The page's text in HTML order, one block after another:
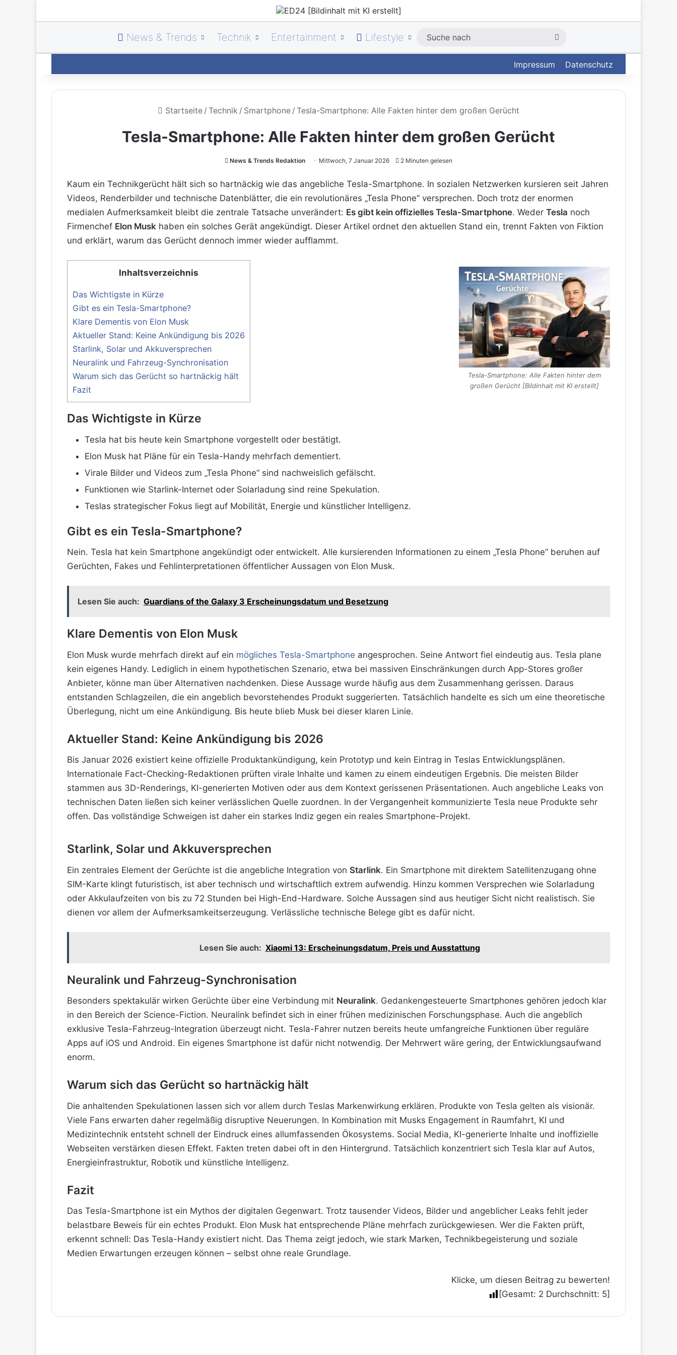
News & Trends Technik Entertainment Lifestyle
nach
Impressum Datenschutz
Startseite / Technik / Smartphone / Tesla-Smartphone: Alle Fakten hinter dem großen Gerücht
Tesla-Smartphone: Alle Fakten hinter dem großen Gerücht
News & Trends Redaktion Mittwoch, 7 Januar 2026 2 Minuten gelesen
Kaum ein Technikgerücht hält sich so hartnäckig wie das angebliche Tesla-Smartphone. In sozialen Netzwerken kursieren seit Jahren
Videos, Renderbilder und technische Datenblätter, die ein revolutionäres „Tesla Phone“ versprechen. Doch trotz der enormen
medialen Aufmerksamkeit bleibt die zentrale Tatsache unverändert: Es gibt kein offizielles Tesla-Smartphone. Weder Tesla noch
Firmenchef Elon Musk haben ein solches Gerät angekündigt. Dieser Artikel ordnet den aktuellen Stand ein, trennt Fakten von Fiktion
und erklärt, warum das Gerücht dennoch immer wieder aufflammt.
Tesla-Smartphone: Alle Fakten hinter dem
großen Gerücht [Bildinhalt mit KI erstellt]
Inhaltsverzeichnis
Das Wichtigste in Kürze
Gibt es ein Tesla-Smartphone?
Klare Dementis von Elon Musk
Aktueller Stand: Keine Ankündigung bis 2026
Starlink, Solar und Akkuversprechen
Neuralink und Fahrzeug-Synchronisation
Warum sich das Gerücht so hartnäckig hält
Fazit
Das Wichtigste in Kürze
Tesla hat bis heute kein Smartphone vorgestellt oder bestätigt.
Elon Musk hat Pläne für ein Tesla-Handy mehrfach dementiert.
Virale Bilder und Videos zum „Tesla Phone“ sind nachweislich gefälscht.
Funktionen wie Starlink-Internet oder Solarladung sind reine Spekulation.
Teslas strategischer Fokus liegt auf Mobilität, Energie und künstlicher Intelligenz.
Gibt es ein Tesla-Smartphone?
Nein. Tesla hat kein Smartphone angekündigt oder entwickelt. Alle kursierenden Informationen zu einem „Tesla Phone“ beruhen auf
Gerüchten, Fakes und Fehlinterpretationen öffentlicher Aussagen von Elon Musk.
Lesen Sie auch: Guardians of the Galaxy 3 Erscheinungsdatum und Besetzung
Klare Dementis von Elon Musk
Elon Musk wurde mehrfach direkt auf ein mögliches Tesla-Smartphone angesprochen. Seine Antwort fiel eindeutig aus. Tesla plane
kein eigenes Handy. Lediglich in einem hypothetischen Szenario, etwa bei massiven Einschränkungen durch App-Stores großer
Anbieter, könne man über Alternativen nachdenken. Diese Aussage wurde häufig aus dem Zusammenhang gerissen. Daraus
entstanden Schlagzeilen, die ein angeblich bevorstehendes Produkt suggerierten. Tatsächlich handelte es sich um eine theoretische
Überlegung, nicht um eine Ankündigung. Bis heute blieb Musk bei dieser klaren Linie.
Aktueller Stand: Keine Ankündigung bis 2026
Bis Januar 2026 existiert keine offizielle Produktankündigung, kein Prototyp und kein Eintrag in Teslas Entwicklungsplänen.
Internationale Fact-Checking-Redaktionen prüften virale Inhalte und kamen zu einem eindeutigen Ergebnis. Die meisten Bilder
stammen aus 3D-Renderings, KI-generierten Motiven oder aus dem Kontext gerissenen Präsentationen. Auch angebliche Leaks von
technischen Daten ließen sich keiner verlässlichen Quelle zuordnen. In der Vergangenheit kommunizierte Tesla neue Produkte sehr
offen. Das vollständige Schweigen ist daher ein starkes Indiz gegen ein reales Smartphone-Projekt.
Starlink, Solar und Akkuversprechen
Ein zentrales Element der Gerüchte ist die angebliche Integration von Starlink. Ein Smartphone mit direktem Satellitenzugang ohne
SIM-Karte klingt futuristisch, ist aber technisch und wirtschaftlich extrem aufwendig. Hinzu kommen Versprechen wie Solarladung
oder Akkulaufzeiten von bis zu 72 Stunden bei High-End-Hardware. Solche Aussagen sind aus heutiger Sicht nicht realistisch. Sie
dienen vor allem der Aufmerksamkeitserzeugung. Verlässliche technische Belege gibt es dafür nicht.
Lesen Sie auch: Xiaomi 13: Erscheinungsdatum, Preis und Ausstattung
Neuralink und Fahrzeug-Synchronisation
Besonders spektakulär wirken Gerüchte über eine Verbindung mit Neuralink. Gedankengesteuerte Smartphones gehören jedoch klar
in den Bereich der Science-Fiction. Neuralink befindet sich in einer frühen medizinischen Forschungsphase. Auch die angeblich
exklusive Tesla-Fahrzeug-Integration überzeugt nicht. Tesla-Fahrer nutzen bereits heute umfangreiche Funktionen über reguläre
Apps auf iOS und Android. Ein eigenes Smartphone ist dafür nicht notwendig. Der Mehrwert wäre gering, der Entwicklungsaufwand
enorm.
Warum sich das Gerücht so hartnäckig hält
Die anhaltenden Spekulationen lassen sich vor allem durch Teslas Markenwirkung erklären. Produkte von Tesla gelten als visionär.
Viele Fans erwarten daher regelmäßig disruptive Neuerungen. In Kombination mit Musks Engagement in Raumfahrt, KI und
Medizintechnik entsteht schnell der Eindruck eines allumfassenden Ökosystems. Social Media, KI-generierte Inhalte und inoffizielle
Webseiten verstärken diesen Effekt. Fakten treten dabei oft in den Hintergrund. Tatsächlich konzentriert sich Tesla klar auf Autos,
Energieinfrastruktur, Robotik und künstliche Intelligenz.
Fazit
Das Tesla-Smartphone ist ein Mythos der digitalen Gegenwart. Trotz tausender Videos, Bilder und angeblicher Leaks fehlt jeder
belastbare Beweis für ein echtes Produkt. Elon Musk hat entsprechende Pläne mehrfach zurückgewiesen. Wer die Fakten prüft,
erkennt schnell: Das Tesla-Handy existiert nicht. Das Thema zeigt jedoch, wie stark Marken, Technikbegeisterung und soziale
Medien Erwartungen erzeugen können – selbst ohne reale Grundlage.
Klicke, um diesen Beitrag zu bewerten!
[Gesamt: 2 Durchschnitt: 5]